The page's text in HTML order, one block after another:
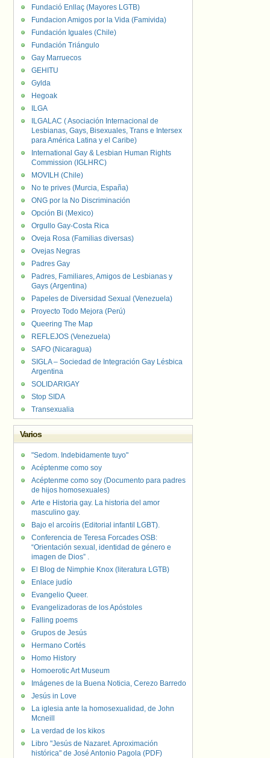
Fundació Enllaç (Mayores LGTB)
Fundacion Amigos por la Vida (Famivida)
Fundación Iguales (Chile)
Fundación Triángulo
Gay Marruecos
GEHITU
Gylda
Hegoak
ILGA
ILGALAC ( Asociación Internacional de
Lesbianas, Gays, Bisexuales, Trans e Intersex
para América Latina y el Caribe)
International Gay & Lesbian Human Rights
Commission (IGLHRC)
MOVILH (Chile)
No te prives (Murcia, España)
ONG por la No Discriminación
Opción Bi (Mexico)
Orgullo Gay-Costa Rica
Oveja Rosa (Familias diversas)
Ovejas Negras
Padres Gay
Padres, Familiares, Amigos de Lesbianas y
Gays (Argentina)
Papeles de Diversidad Sexual (Venezuela)
Proyecto Todo Mejora (Perú)
Queering The Map
REFLEJOS (Venezuela)
SAFO (Nicaragua)
SIGLA – Sociedad de Integración Gay Lésbica
Argentina
SOLIDARIGAY
Stop SIDA
Transexualia
Varios
"Sedom. Indebidamente tuyo"
Acéptenme como soy
Acéptenme como soy (Documento para padres
de hijos homosexuales)
Arte e Historia gay. La historia del amor
masculino gay.
Bajo el arcoíris (Editorial infantil LGBT).
Conferencia de Teresa Forcades OSB:
“Orientación sexual, identidad de género e
imagen de Dios” .
El Blog de Nimphie Knox (literatura LGTB)
Enlace judío
Evangelio Queer.
Evangelizadoras de los Apóstoles
Falling poems
Grupos de Jesús
Hermano Cortés
Homo History
Homoerotic Art Museum
Imágenes de la Buena Noticia, Cerezo Barredo
Jesús in Love
La iglesia ante la homosexualidad, de John
Mcneill
La verdad de los kikos
Libro "Jesús de Nazaret. Aproximación
histórica" de José Antonio Pagola (PDF)